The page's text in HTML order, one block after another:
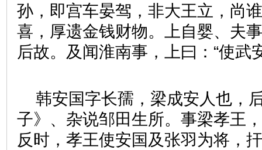
孙，即宫车晏驾，非大王立，尚
喜，厚遗金钱财物。上自婴、夫
后故。及闻淮南事，上曰：“使武
韩安国字长孺，梁成安人也，
子》、杂说邹田生所。事梁孝王
反时，孝王使安国及张羽为将，